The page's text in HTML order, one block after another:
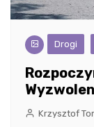
Drogi
Krzysztof